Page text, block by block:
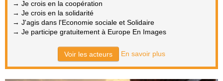
→ Je crois en la coopération
→ Je crois en la solidarité
→ J'agis dans l'Economie sociale et Solidaire
→ Je participe gratuitement à Europe En Images
Voir les acteurs En savoir plus